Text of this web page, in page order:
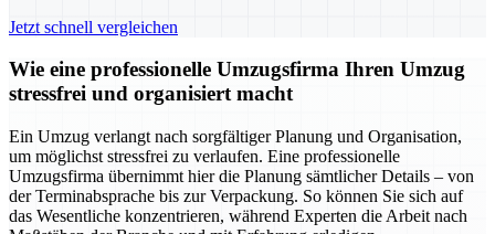
Jetzt schnell vergleichen
Wie eine professionelle Umzugsfirma Ihren Umzug
stressfrei und organisiert macht
Ein Umzug verlangt nach sorgfältiger Planung und Organisation,
um möglichst stressfrei zu verlaufen. Eine professionelle
Umzugsfirma übernimmt hier die Planung sämtlicher Details – von
der Terminabsprache bis zur Verpackung. So können Sie sich auf
das Wesentliche konzentrieren, während Experten die Arbeit nach